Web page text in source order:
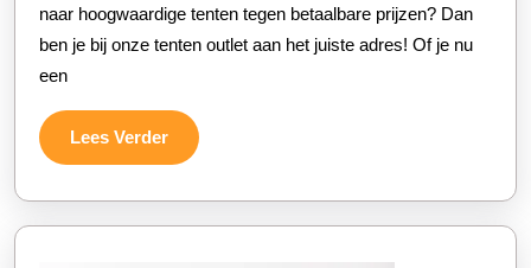
Outlet
naar hoogwaardige tenten tegen betaalbare prijzen? Dan
ben je bij onze tenten outlet aan het juiste adres! Of je nu
een
Lees VerderLees
Verder